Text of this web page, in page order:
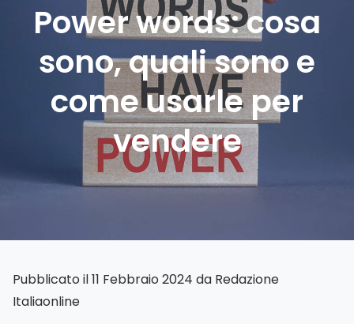
Power words: cosa
sono, quali sono e
come usarle per
vendere
Pubblicato il 11 Febbraio 2024 da Redazione
Italiaonline